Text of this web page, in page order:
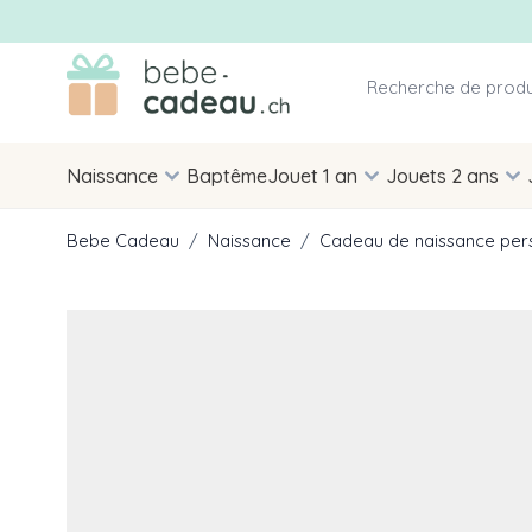
Allez au contenu
Naissance BaptêmeJouet 1 an Jouets 2 ans
Bebe Cadeau / Naissance / Cadeau de naissance